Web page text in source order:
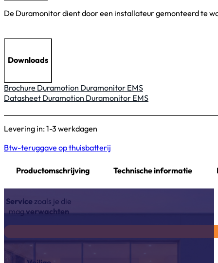
De Duramonitor dient door een installateur gemonteerd te
Downloads
Brochure Duramotion Duramonitor EMS
Datasheet Duramotion Duramonitor EMS
Levering in: 1-3 werkdagen
Btw-teruggave op thuisbatterij
Productomschrijving Technische informatie
Service zoals je die
magverwachten